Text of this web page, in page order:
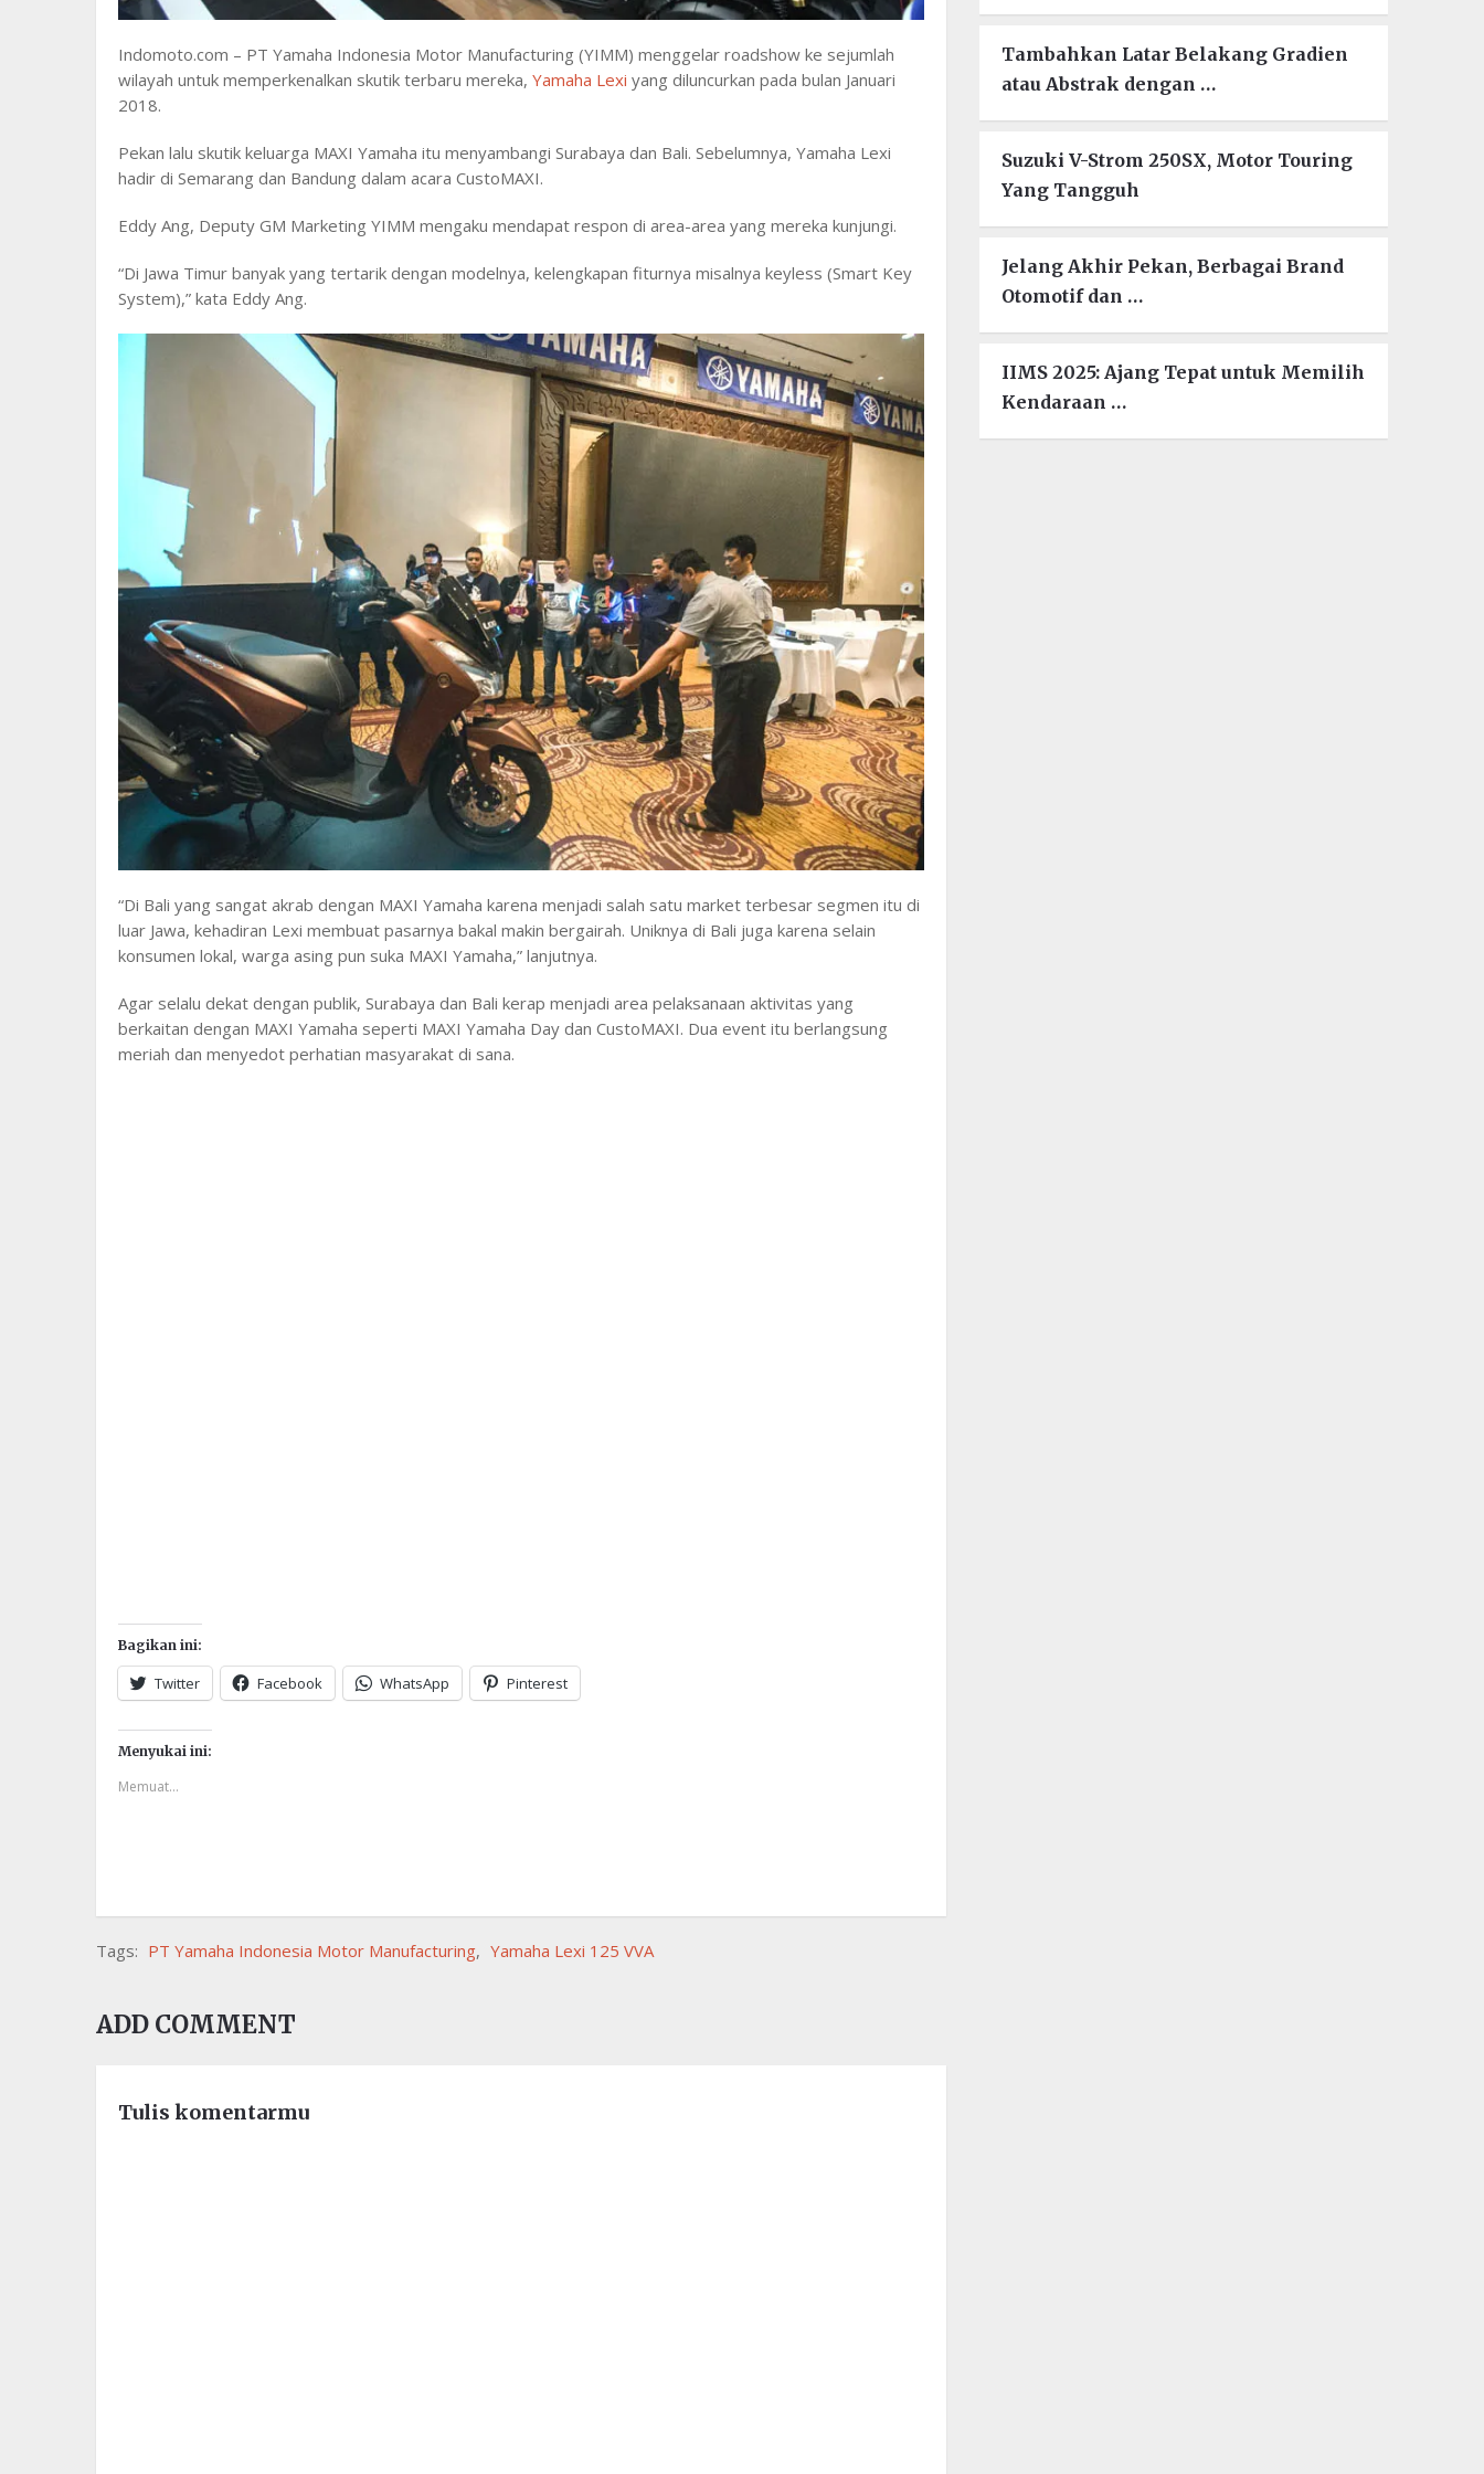
Indomoto.com – PT Yamaha Indonesia Motor Manufacturing (YIMM) menggelar roadshow ke sejumlah
wilayah untuk memperkenalkan skutik terbaru mereka, Yamaha Lexi yang diluncurkan pada bulan Januari
2018.
Pekan lalu skutik keluarga MAXI Yamaha itu menyambangi Surabaya dan Bali. Sebelumnya, Yamaha Lexi
hadir di Semarang dan Bandung dalam acara CustoMAXI.
Eddy Ang, Deputy GM Marketing YIMM mengaku mendapat respon di area-area yang mereka kunjungi.
“Di Jawa Timur banyak yang tertarik dengan modelnya, kelengkapan fiturnya misalnya keyless (Smart Key
System),” kata Eddy Ang.
“Di Bali yang sangat akrab dengan MAXI Yamaha karena menjadi salah satu market terbesar segmen itu di
luar Jawa, kehadiran Lexi membuat pasarnya bakal makin bergairah. Uniknya di Bali juga karena selain
konsumen lokal, warga asing pun suka MAXI Yamaha,” lanjutnya.
Agar selalu dekat dengan publik, Surabaya dan Bali kerap menjadi area pelaksanaan aktivitas yang
berkaitan dengan MAXI Yamaha seperti MAXI Yamaha Day dan CustoMAXI. Dua event itu berlangsung
meriah dan menyedot perhatian masyarakat di sana.
Bagikan ini:
Twitter Facebook WhatsApp Pinterest
Menyukai ini:
Memuat...
Tags: PT Yamaha Indonesia Motor Manufacturing, Yamaha Lexi 125 VVA
ADD COMMENT
Tulis komentarmu
Tambahkan Latar Belakang Gradien
atau Abstrak dengan …
Suzuki V-Strom 250SX, Motor Touring
Yang Tangguh
Jelang Akhir Pekan, Berbagai Brand
Otomotif dan …
IIMS 2025: Ajang Tepat untuk Memilih
Kendaraan …